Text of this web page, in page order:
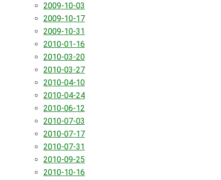
2009-10-03
2009-10-17
2009-10-31
2010-01-16
2010-03-20
2010-03-27
2010-04-10
2010-04-24
2010-06-12
2010-07-03
2010-07-17
2010-07-31
2010-09-25
2010-10-16